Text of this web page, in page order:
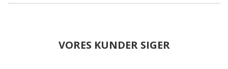
VORES KUNDER SIGER